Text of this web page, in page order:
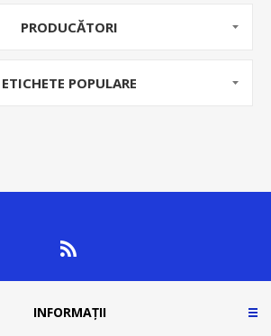
PRODUCĂTORI
ETICHETE POPULARE
INFORMAȚII